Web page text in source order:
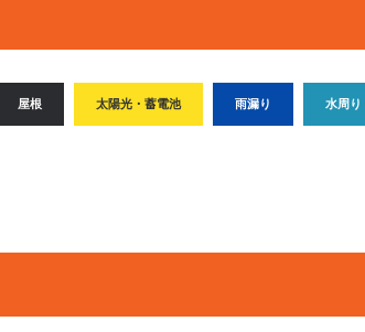
屋根 太陽光・蓄電池 雨漏り 水周り